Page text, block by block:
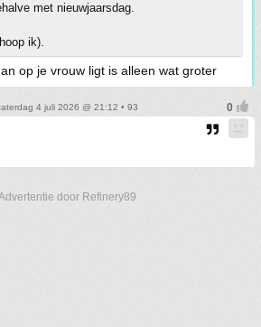
met nieuwjaarsdag.
ik).
op je vrouw ligt is alleen wat groter
4 juli 2026 @ 21:12 • 93
door Refinery89